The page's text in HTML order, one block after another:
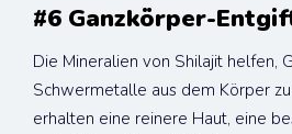
#6 Ganzkörper-
Die Mineralien von Shilajit helfen,
Schwermetalle aus dem Körper
erhalten eine reinere Haut, eine